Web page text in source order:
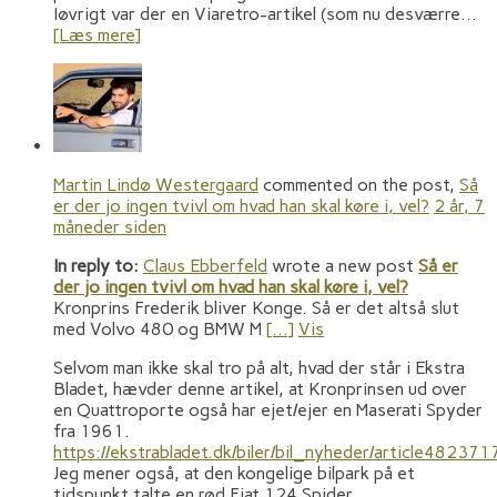
Iøvrigt var der en Viaretro-artikel (som nu desværre…
[Læs mere]
Martin Lindø Westergaard commented on the post, Så
er der jo ingen tvivl om hvad han skal køre i, vel? 2 år, 7
måneder siden
In reply to: Claus Ebberfeld wrote a new post Så er
der jo ingen tvivl om hvad han skal køre i, vel?
Kronprins Frederik bliver Konge. Så er det altså slut
med Volvo 480 og BMW M […] Vis
Selvom man ikke skal tro på alt, hvad der står i Ekstra
Bladet, hævder denne artikel, at Kronprinsen ud over
en Quattroporte også har ejet/ejer en Maserati Spyder
fra 1961.
https://ekstrabladet.dk/biler/bil_nyheder/
Jeg mener også, at den kongelige bilpark på et